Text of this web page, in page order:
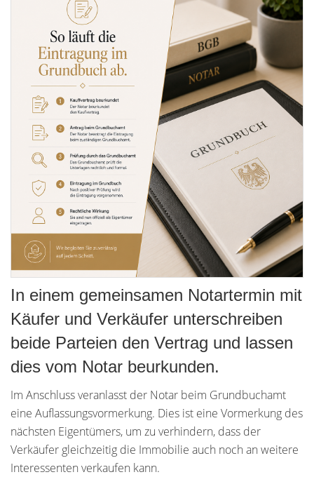
In einem gemeinsamen Notartermin mit
Käufer und Verkäufer unterschreiben
beide Parteien den Vertrag und lassen
dies vom Notar beurkunden.
Im Anschluss veranlasst der Notar beim Grundbuchamt
eine Auflassungsvormerkung. Dies ist eine Vormerkung des
nächsten Eigentümers, um zu verhindern, dass der
Verkäufer gleichzeitig die Immobilie auch noch an weitere
Interessenten verkaufen kann.